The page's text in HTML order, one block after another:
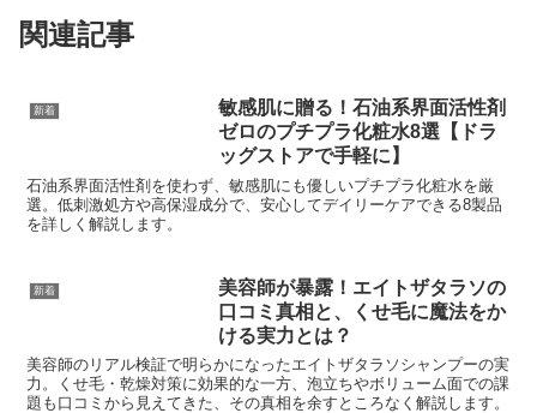
関連記事
新着
敏感肌に贈る！石油系界面活性剤
ゼロのプチプラ化粧水8選【ドラ
ッグストアで手軽に】
石油系界面活性剤を使わず、敏感肌にも優しいプチプラ化粧水を厳
選。低刺激処方や高保湿成分で、安心してデイリーケアできる8製品
を詳しく解説します。
新着
美容師が暴露！エイトザタラソの
口コミ真相と、くせ毛に魔法をか
ける実力とは？
美容師のリアル検証で明らかになったエイトザタラソシャンプーの実
力。くせ毛・乾燥対策に効果的な一方、泡立ちやボリューム面での課
題も口コミから見えてきた、その真相を余すところなく解説します。